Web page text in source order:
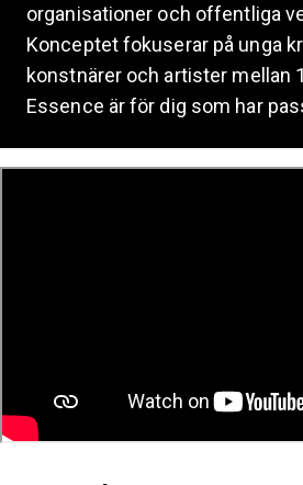
organisationer och offentliga
Konceptet fokuserar på unga
konstnärer och artister mellan
Essence är för dig som har